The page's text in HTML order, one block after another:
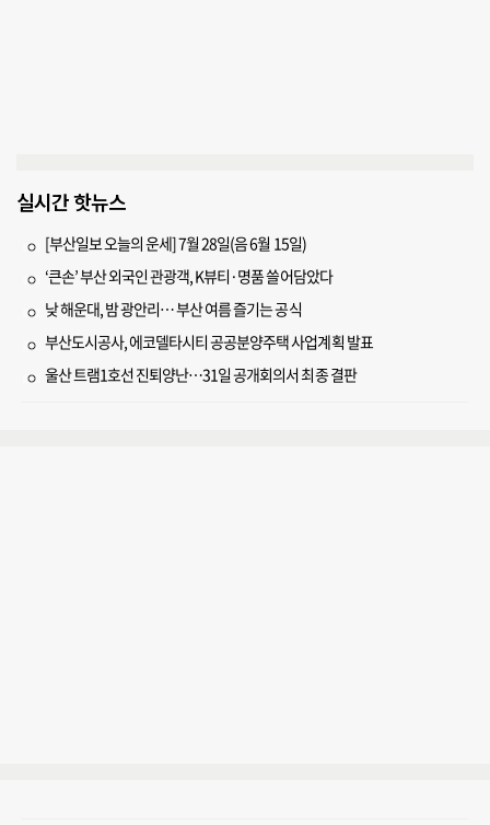
실시간 핫뉴스
[부산일보 오늘의 운세] 7월 28일(음 6월 15일)
‘큰손’ 부산 외국인 관광객, K뷰티·명품 쓸어담았다
낮 해운대, 밤 광안리… 부산 여름 즐기는 공식
부산도시공사, 에코델타시티 공공분양주택 사업계획 발표
울산 트램1호선 진퇴양난…31일 공개회의서 최종 결판